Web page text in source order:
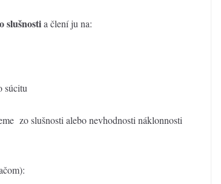
slušnostia člení ju na:
súcitu
zo slušnosti alebo nevhodnosti náklonnosti